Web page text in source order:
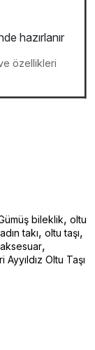
hazırlanır
özellikleri
bileklik, oltu
takı, oltu taşı,
aksesuar,
Oltu Taşı